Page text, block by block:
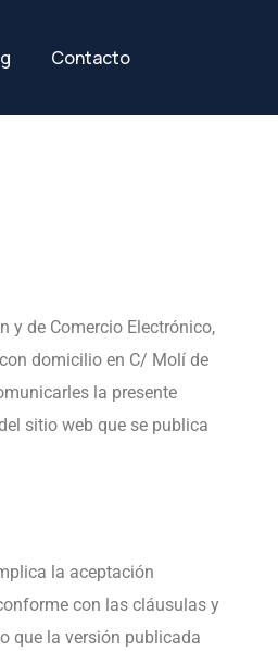
Contacto
y de Comercio Electrónico,
domicilio en C/ Molí de
la presente
sitio web que se publica
la aceptación
con las cláusulas y
que la versión publicada